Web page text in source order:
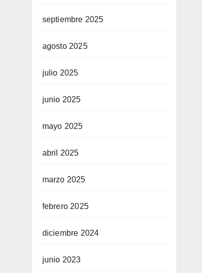
septiembre 2025
agosto 2025
julio 2025
junio 2025
mayo 2025
abril 2025
marzo 2025
febrero 2025
diciembre 2024
junio 2023